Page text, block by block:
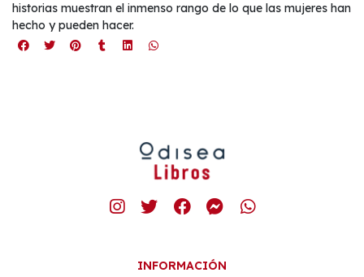
historias muestran el inmenso rango de lo que las mujeres han
hecho y pueden hacer.
INFORMACIÓN